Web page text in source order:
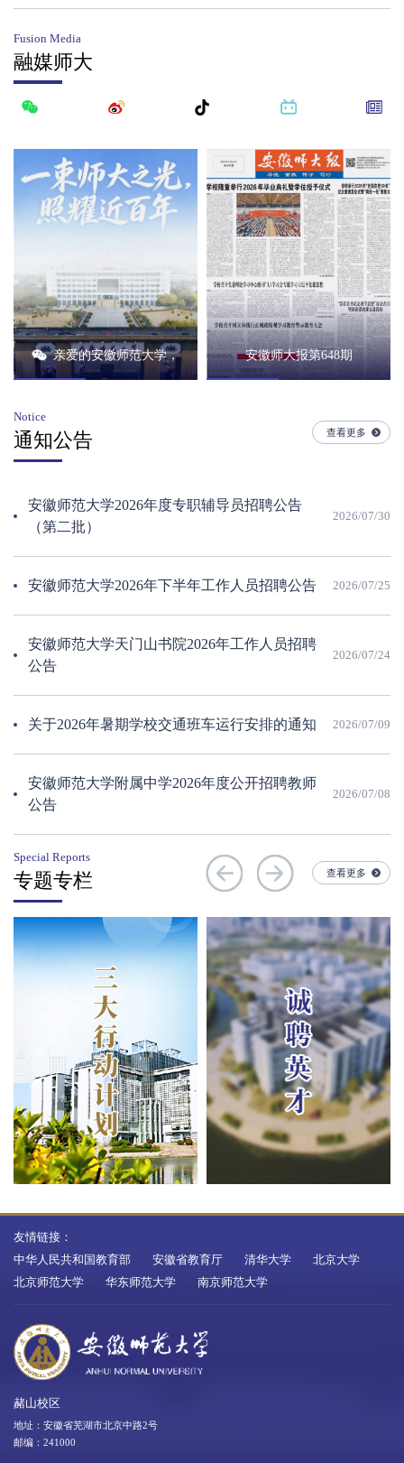
Fusion Media
融媒师大
亲爱的安徽师范大学，98岁生日... 安徽师大报第648期
Notice
通知公告 查看更多
安徽师范大学2026年度专职辅导员招聘公告
（第二批）
2026/07/30
安徽师范大学2026年下半年工作人员招聘公告 2026/07/25
安徽师范大学天门山书院2026年工作人员招聘
公告
2026/07/24
关于2026年暑期学校交通班车运行安排的通知 2026/07/09
安徽师范大学附属中学2026年度公开招聘教师
公告
2026/07/08
Special Reports
专题专栏 查看更多
友情链接：
中华人民共和国教育部
安徽省教育厅 清华大学
北京大学
北京师范大学
华东师范大学 南京师范大学
赭山校区
地址：安徽省芜湖市北京中路2号
邮编：241000